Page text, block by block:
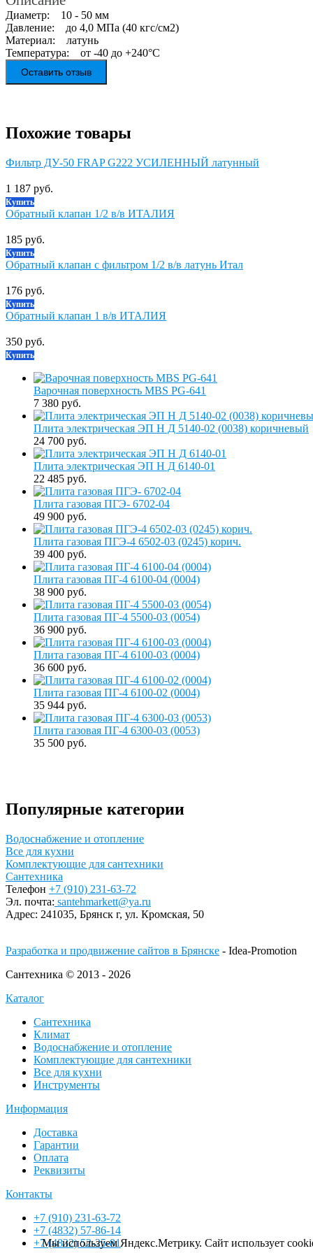
Диаметр: 10 - 50 мм
Давление: до 4,0 МПа (40 кгс/см2)
Материал: латунь
Температура: от -40 до +240°С
Оставить отзыв
Похожие товары
Фильтр ДУ-50 FRAP G222 УСИЛЕННЫЙ латунный
1 187 руб.
Купить
Обратный клапан 1/2 в/в ИТАЛИЯ
185 руб.
Купить
Обратный клапан с фильтром 1/2 в/в латунь Итал
176 руб.
Купить
Обратный клапан 1 в/в ИТАЛИЯ
350 руб.
Купить
Варочная поверхность MBS PG-641
7 380 руб.
Плита электрическая ЭП Н Д 5140-02 (0038) коричневый
24 700 руб.
Плита электрическая ЭП Н Д 6140-01
22 485 руб.
Плита газовая ПГЭ- 6702-04
49 900 руб.
Плита газовая ПГЭ-4 6502-03 (0245) корич.
39 400 руб.
Плита газовая ПГ-4 6100-04 (0004)
38 900 руб.
Плита газовая ПГ-4 5500-03 (0054)
36 900 руб.
Плита газовая ПГ-4 6100-03 (0004)
36 600 руб.
Плита газовая ПГ-4 6100-02 (0004)
35 944 руб.
Плита газовая ПГ-4 6300-03 (0053)
35 500 руб.
Популярные категории
Водоснабжение и отопление
Все для кухни
Комплектующие для сантехники
Сантехника
Телефон +7 (910) 231-63-72
Эл. почта: santehmarkett@ya.ru
Адрес: 241035, Брянск г, ул. Кромская, 50
Разработка и продвижение сайтов в Брянске - Idea-Promotion
Сантехника © 2013 - 2026
Каталог
Сантехника
Климат
Водоснабжение и отопление
Комплектующие для сантехники
Все для кухни
Инструменты
Информация
Доставка
Гарантии
Оплата
Реквизиты
Контакты
+7 (910) 231-63-72
+7 (4832) 57-86-14
+7 (4832) 52-25-81
Мы используем Яндекс.Метрику. Сайт использует